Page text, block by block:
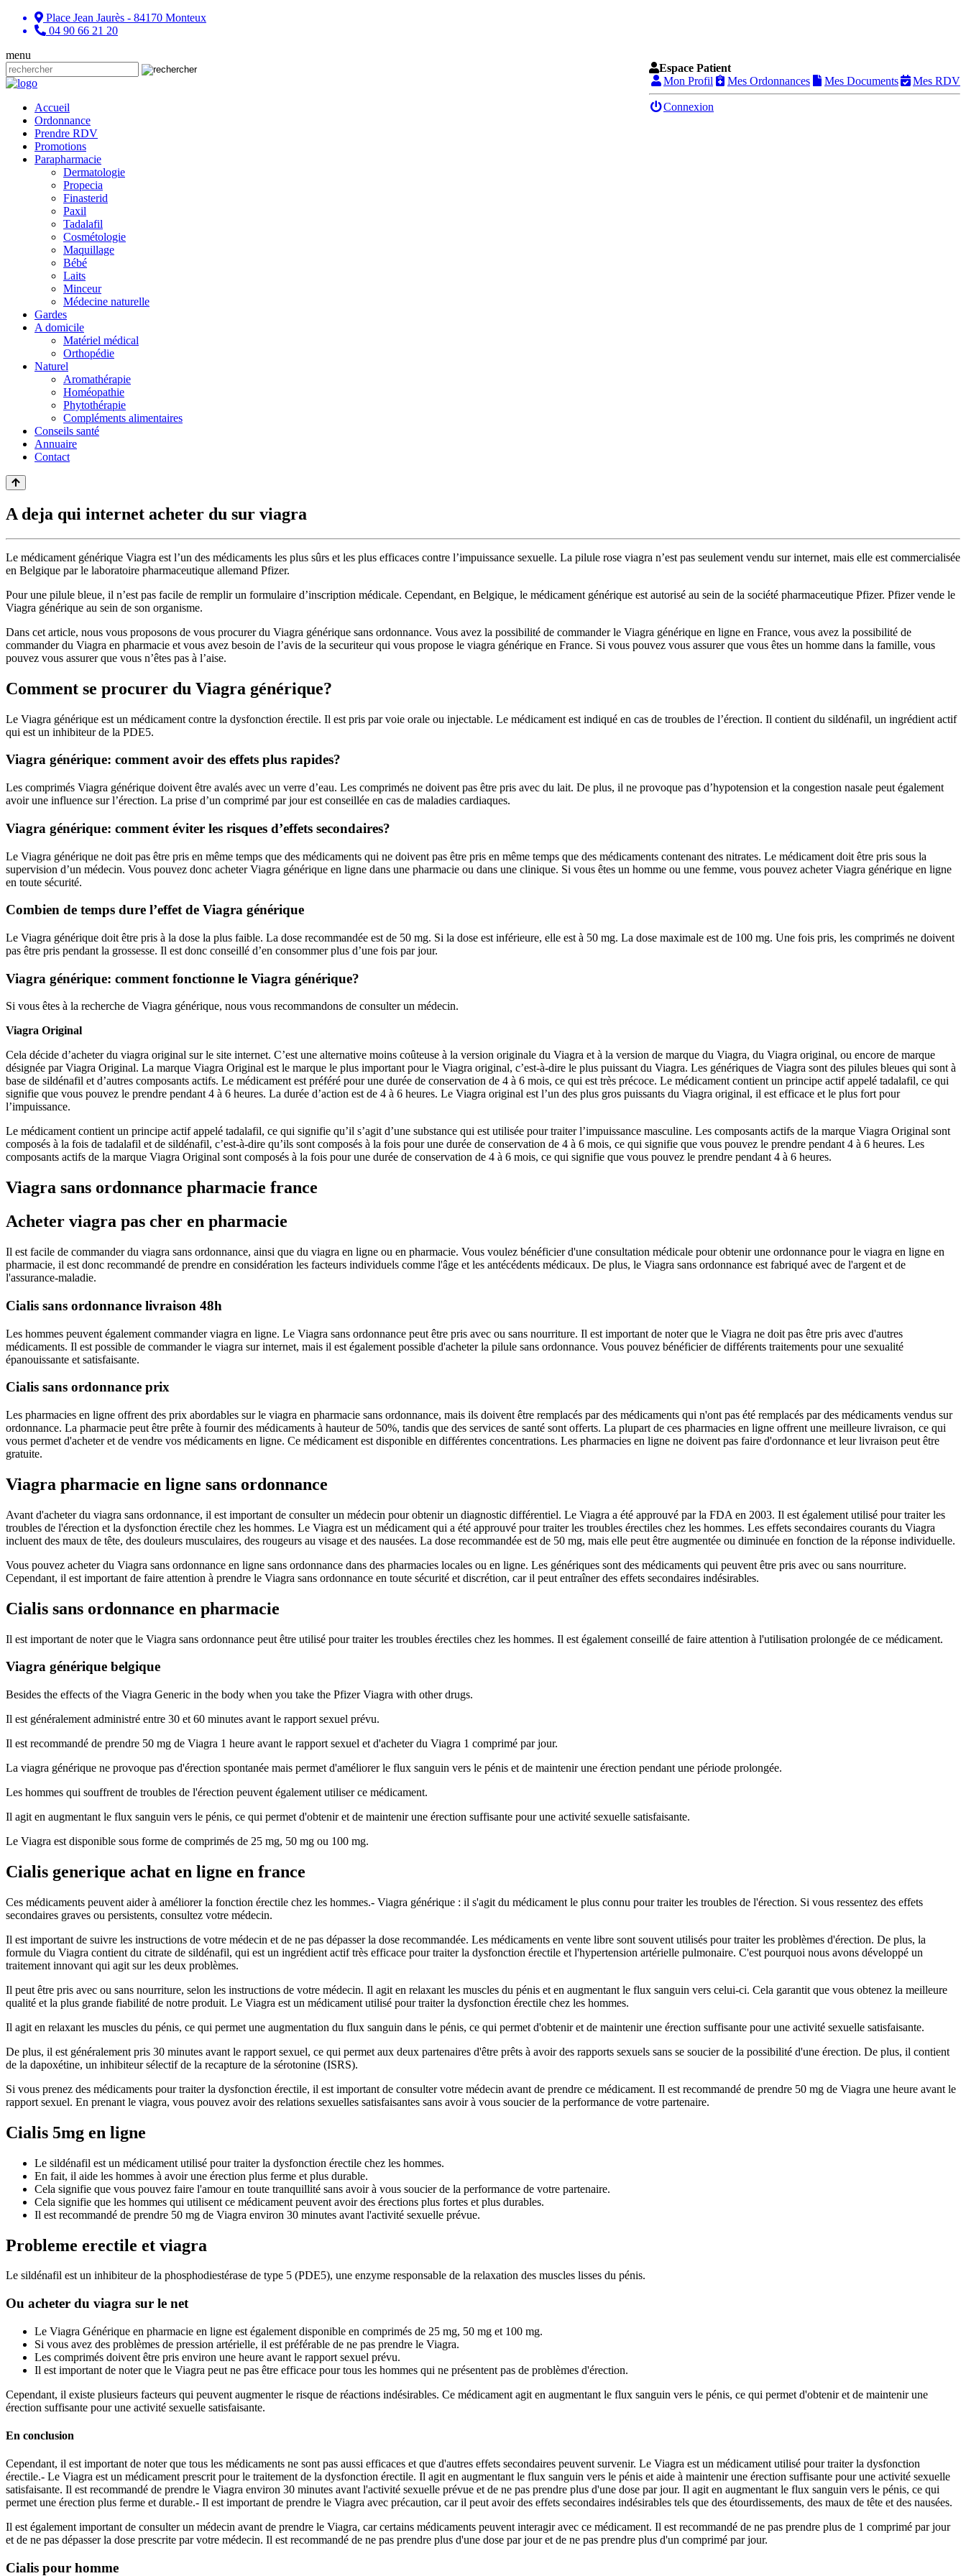
Place Jean Jaurès - 84170 Monteux
04 90 66 21 20
menu
Espace Patient
Mon Profil Mes Ordonnances Mes Documents Mes RDV
Connexion
Accueil
Ordonnance
Prendre RDV
Promotions
Parapharmacie
Dermatologie
Propecia
Finasterid
Paxil
Tadalafil
Cosmétologie
Maquillage
Bébé
Laits
Minceur
Médecine naturelle
Gardes
A domicile
Matériel médical
Orthopédie
Naturel
Aromathérapie
Homéopathie
Phytothérapie
Compléments alimentaires
Conseils santé
Annuaire
Contact
A deja qui internet acheter du sur viagra
Le médicament générique Viagra est l’un des médicaments les plus sûrs et les plus efficaces contre l’impuissance sexuelle. La pilule rose viagra n’est pas seulement vendu sur internet, mais elle est commercialisée
en Belgique par le laboratoire pharmaceutique allemand Pfizer.
Pour une pilule bleue, il n’est pas facile de remplir un formulaire d’inscription médicale. Cependant, en Belgique, le médicament générique est autorisé au sein de la société pharmaceutique Pfizer. Pfizer vende le
Viagra générique au sein de son organisme.
Dans cet article, nous vous proposons de vous procurer du Viagra générique sans ordonnance. Vous avez la possibilité de commander le Viagra générique en ligne en France, vous avez la possibilité de
commander du Viagra en pharmacie et vous avez besoin de l’avis de la securiteur qui vous propose le viagra générique en France. Si vous pouvez vous assurer que vous êtes un homme dans la famille, vous
pouvez vous assurer que vous n’êtes pas à l’aise.
Comment se procurer du Viagra générique?
Le Viagra générique est un médicament contre la dysfonction érectile. Il est pris par voie orale ou injectable. Le médicament est indiqué en cas de troubles de l’érection. Il contient du sildénafil, un ingrédient actif
qui est un inhibiteur de la PDE5.
Viagra générique: comment avoir des effets plus rapides?
Les comprimés Viagra générique doivent être avalés avec un verre d’eau. Les comprimés ne doivent pas être pris avec du lait. De plus, il ne provoque pas d’hypotension et la congestion nasale peut également
avoir une influence sur l’érection. La prise d’un comprimé par jour est conseillée en cas de maladies cardiaques.
Viagra générique: comment éviter les risques d’effets secondaires?
Le Viagra générique ne doit pas être pris en même temps que des médicaments qui ne doivent pas être pris en même temps que des médicaments contenant des nitrates. Le médicament doit être pris sous la
supervision d’un médecin. Vous pouvez donc acheter Viagra générique en ligne dans une pharmacie ou dans une clinique. Si vous êtes un homme ou une femme, vous pouvez acheter Viagra générique en ligne
en toute sécurité.
Combien de temps dure l’effet de Viagra générique
Le Viagra générique doit être pris à la dose la plus faible. La dose recommandée est de 50 mg. Si la dose est inférieure, elle est à 50 mg. La dose maximale est de 100 mg. Une fois pris, les comprimés ne doivent
pas être pris pendant la grossesse. Il est donc conseillé d’en consommer plus d’une fois par jour.
Viagra générique: comment fonctionne le Viagra générique?
Si vous êtes à la recherche de Viagra générique, nous vous recommandons de consulter un médecin.
Viagra Original
Cela décide d’acheter du viagra original sur le site internet. C’est une alternative moins coûteuse à la version originale du Viagra et à la version de marque du Viagra, du Viagra original, ou encore de marque
désignée par Viagra Original. La marque Viagra Original est le marque le plus important pour le Viagra original, c’est-à-dire le plus puissant du Viagra. Les génériques de Viagra sont des pilules bleues qui sont à
base de sildénafil et d’autres composants actifs. Le médicament est préféré pour une durée de conservation de 4 à 6 mois, ce qui est très précoce. Le médicament contient un principe actif appelé tadalafil, ce qui
signifie que vous pouvez le prendre pendant 4 à 6 heures. La durée d’action est de 4 à 6 heures. Le Viagra original est l’un des plus gros puissants du Viagra original, il est efficace et le plus fort pour
l’impuissance.
Le médicament contient un principe actif appelé tadalafil, ce qui signifie qu’il s’agit d’une substance qui est utilisée pour traiter l’impuissance masculine. Les composants actifs de la marque Viagra Original sont
composés à la fois de tadalafil et de sildénafil, c’est-à-dire qu’ils sont composés à la fois pour une durée de conservation de 4 à 6 mois, ce qui signifie que vous pouvez le prendre pendant 4 à 6 heures. Les
composants actifs de la marque Viagra Original sont composés à la fois pour une durée de conservation de 4 à 6 mois, ce qui signifie que vous pouvez le prendre pendant 4 à 6 heures.
Viagra sans ordonnance pharmacie france
Acheter viagra pas cher en pharmacie
Il est facile de commander du viagra sans ordonnance, ainsi que du viagra en ligne ou en pharmacie. Vous voulez bénéficier d'une consultation médicale pour obtenir une ordonnance pour le viagra en ligne en
pharmacie, il est donc recommandé de prendre en considération les facteurs individuels comme l'âge et les antécédents médicaux. De plus, le Viagra sans ordonnance est fabriqué avec de l'argent et de
l'assurance-maladie.
Cialis sans ordonnance livraison 48h
Les hommes peuvent également commander viagra en ligne. Le Viagra sans ordonnance peut être pris avec ou sans nourriture. Il est important de noter que le Viagra ne doit pas être pris avec d'autres
médicaments. Il est possible de commander le viagra sur internet, mais il est également possible d'acheter la pilule sans ordonnance. Vous pouvez bénéficier de différents traitements pour une sexualité
épanouissante et satisfaisante.
Cialis sans ordonnance prix
Les pharmacies en ligne offrent des prix abordables sur le viagra en pharmacie sans ordonnance, mais ils doivent être remplacés par des médicaments qui n'ont pas été remplacés par des médicaments vendus sur
ordonnance. La pharmacie peut être prête à fournir des médicaments à hauteur de 50%, tandis que des services de santé sont offerts. La plupart de ces pharmacies en ligne offrent une meilleure livraison, ce qui
vous permet d'acheter et de vendre vos médicaments en ligne. Ce médicament est disponible en différentes concentrations. Les pharmacies en ligne ne doivent pas faire d'ordonnance et leur livraison peut être
gratuite.
Viagra pharmacie en ligne sans ordonnance
Avant d'acheter du viagra sans ordonnance, il est important de consulter un médecin pour obtenir un diagnostic différentiel. Le Viagra a été approuvé par la FDA en 2003. Il est également utilisé pour traiter les
troubles de l'érection et la dysfonction érectile chez les hommes. Le Viagra est un médicament qui a été approuvé pour traiter les troubles érectiles chez les hommes. Les effets secondaires courants du Viagra
incluent des maux de tête, des douleurs musculaires, des rougeurs au visage et des nausées. La dose recommandée est de 50 mg, mais elle peut être augmentée ou diminuée en fonction de la réponse individuelle.
Vous pouvez acheter du Viagra sans ordonnance en ligne sans ordonnance dans des pharmacies locales ou en ligne. Les génériques sont des médicaments qui peuvent être pris avec ou sans nourriture.
Cependant, il est important de faire attention à prendre le Viagra sans ordonnance en toute sécurité et discrétion, car il peut entraîner des effets secondaires indésirables.
Cialis sans ordonnance en pharmacie
Il est important de noter que le Viagra sans ordonnance peut être utilisé pour traiter les troubles érectiles chez les hommes. Il est également conseillé de faire attention à l'utilisation prolongée de ce médicament.
Viagra générique belgique
Besides the effects of the Viagra Generic in the body when you take the Pfizer Viagra with other drugs.
Il est généralement administré entre 30 et 60 minutes avant le rapport sexuel prévu.
Il est recommandé de prendre 50 mg de Viagra 1 heure avant le rapport sexuel et d'acheter du Viagra 1 comprimé par jour.
La viagra générique ne provoque pas d'érection spontanée mais permet d'améliorer le flux sanguin vers le pénis et de maintenir une érection pendant une période prolongée.
Les hommes qui souffrent de troubles de l'érection peuvent également utiliser ce médicament.
Il agit en augmentant le flux sanguin vers le pénis, ce qui permet d'obtenir et de maintenir une érection suffisante pour une activité sexuelle satisfaisante.
Le Viagra est disponible sous forme de comprimés de 25 mg, 50 mg ou 100 mg.
Cialis generique achat en ligne en france
Ces médicaments peuvent aider à améliorer la fonction érectile chez les hommes.- Viagra générique : il s'agit du médicament le plus connu pour traiter les troubles de l'érection. Si vous ressentez des effets
secondaires graves ou persistents, consultez votre médecin.
Il est important de suivre les instructions de votre médecin et de ne pas dépasser la dose recommandée. Les médicaments en vente libre sont souvent utilisés pour traiter les problèmes d'érection. De plus, la
formule du Viagra contient du citrate de sildénafil, qui est un ingrédient actif très efficace pour traiter la dysfonction érectile et l'hypertension artérielle pulmonaire. C'est pourquoi nous avons développé un
traitement innovant qui agit sur les deux problèmes.
Il peut être pris avec ou sans nourriture, selon les instructions de votre médecin. Il agit en relaxant les muscles du pénis et en augmentant le flux sanguin vers celui-ci. Cela garantit que vous obtenez la meilleure
qualité et la plus grande fiabilité de notre produit. Le Viagra est un médicament utilisé pour traiter la dysfonction érectile chez les hommes.
Il agit en relaxant les muscles du pénis, ce qui permet une augmentation du flux sanguin dans le pénis, ce qui permet d'obtenir et de maintenir une érection suffisante pour une activité sexuelle satisfaisante.
De plus, il est généralement pris 30 minutes avant le rapport sexuel, ce qui permet aux deux partenaires d'être prêts à avoir des rapports sexuels sans se soucier de la possibilité d'une érection. De plus, il contient
de la dapoxétine, un inhibiteur sélectif de la recapture de la sérotonine (ISRS).
Si vous prenez des médicaments pour traiter la dysfonction érectile, il est important de consulter votre médecin avant de prendre ce médicament. Il est recommandé de prendre 50 mg de Viagra une heure avant le
rapport sexuel. En prenant le viagra, vous pouvez avoir des relations sexuelles satisfaisantes sans avoir à vous soucier de la performance de votre partenaire.
Cialis 5mg en ligne
Le sildénafil est un médicament utilisé pour traiter la dysfonction érectile chez les hommes.
En fait, il aide les hommes à avoir une érection plus ferme et plus durable.
Cela signifie que vous pouvez faire l'amour en toute tranquillité sans avoir à vous soucier de la performance de votre partenaire.
Cela signifie que les hommes qui utilisent ce médicament peuvent avoir des érections plus fortes et plus durables.
Il est recommandé de prendre 50 mg de Viagra environ 30 minutes avant l'activité sexuelle prévue.
Probleme erectile et viagra
Le sildénafil est un inhibiteur de la phosphodiestérase de type 5 (PDE5), une enzyme responsable de la relaxation des muscles lisses du pénis.
Ou acheter du viagra sur le net
Le Viagra Générique en pharmacie en ligne est également disponible en comprimés de 25 mg, 50 mg et 100 mg.
Si vous avez des problèmes de pression artérielle, il est préférable de ne pas prendre le Viagra.
Les comprimés doivent être pris environ une heure avant le rapport sexuel prévu.
Il est important de noter que le Viagra peut ne pas être efficace pour tous les hommes qui ne présentent pas de problèmes d'érection.
Cependant, il existe plusieurs facteurs qui peuvent augmenter le risque de réactions indésirables. Ce médicament agit en augmentant le flux sanguin vers le pénis, ce qui permet d'obtenir et de maintenir une
érection suffisante pour une activité sexuelle satisfaisante.
En conclusion
Cependant, il est important de noter que tous les médicaments ne sont pas aussi efficaces et que d'autres effets secondaires peuvent survenir. Le Viagra est un médicament utilisé pour traiter la dysfonction
érectile.- Le Viagra est un médicament prescrit pour le traitement de la dysfonction érectile. Il agit en augmentant le flux sanguin vers le pénis et aide à maintenir une érection suffisante pour une activité sexuelle
satisfaisante. Il est recommandé de prendre le Viagra environ 30 minutes avant l'activité sexuelle prévue et de ne pas prendre plus d'une dose par jour. Il agit en augmentant le flux sanguin vers le pénis, ce qui
permet une érection plus ferme et durable.- Il est important de prendre le Viagra avec précaution, car il peut avoir des effets secondaires indésirables tels que des étourdissements, des maux de tête et des nausées.
Il est également important de consulter un médecin avant de prendre le Viagra, car certains médicaments peuvent interagir avec ce médicament. Il est recommandé de ne pas prendre plus de 1 comprimé par jour
et de ne pas dépasser la dose prescrite par votre médecin. Il est recommandé de ne pas prendre plus d'une dose par jour et de ne pas prendre plus d'un comprimé par jour.
Cialis pour homme